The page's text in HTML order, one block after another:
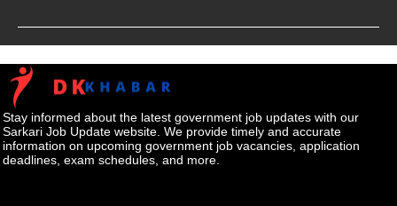
Stay informed about the latest government job updates with our
Sarkari Job Update website. We provide timely and accurate
information on upcoming government job vacancies, application
deadlines, exam schedules, and more.